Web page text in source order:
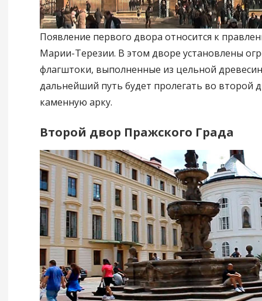
Появление первого двора относится к
Марии-Терезии. В этом дворе установлены
флагштоки, выполненные из цельной
дальнейший путь будет пролегать во второй
каменную арку.
Второй двор Пражского Града